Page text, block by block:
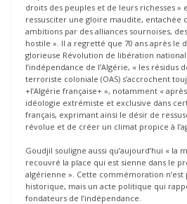
droits des peuples et de leurs richesses »
ressusciter une gloire maudite, entachée
ambitions par des alliances sournoises,
hostile ». Il a regretté que 70 ans après le
glorieuse Révolution de libération
l’indépendance de l’Algérie, « les résidus
terroriste coloniale (OAS) s’accrochent
+l’Algérie française+ », notamment «
idéologie extrémiste et exclusive dans
français, exprimant ainsi le désir de
révolue et de créer un climat propice à
Goudjil souligne aussi qu’aujourd’hui « la
recouvré la place qui est sienne dans le
algérienne ». Cette commémoration n’est
historique, mais un acte politique qui
fondateurs de l’indépendance.